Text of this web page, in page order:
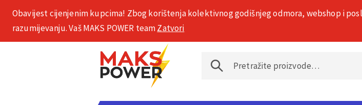
+385 1 2002 575
Obavijest cijenjenim kupcima! Zbog korištenja kolektivnog godišnjeg odmora, webshop i
razumijevanju. Vaš MAKS POWER teamZatvori